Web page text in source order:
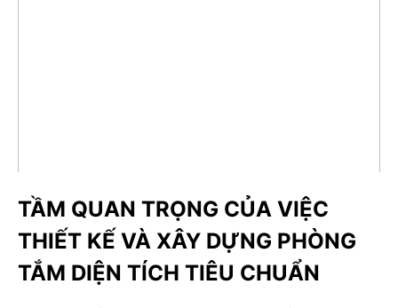
TẦM QUAN TRỌNG CỦA VIỆC
THIẾT KẾ VÀ XÂY DỰNG PHÒNG
TẮM DIỆN TÍCH TIÊU CHUẨN